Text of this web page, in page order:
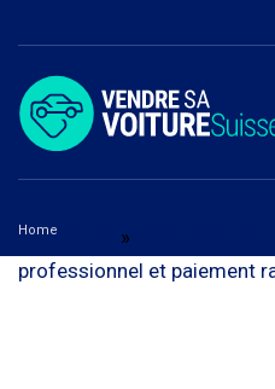
Home »
professionnel et paiement